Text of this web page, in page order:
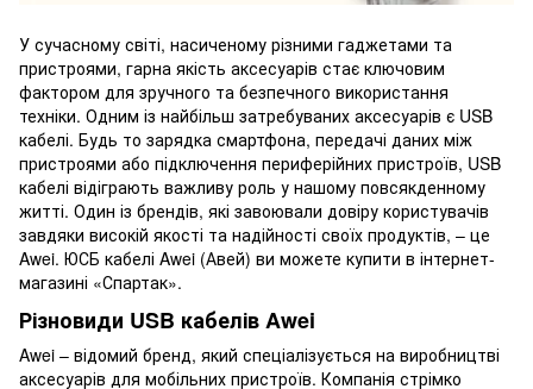
У сучасному світі, насиченому різними гаджетами та
пристроями, гарна якість аксесуарів стає ключовим
фактором для зручного та безпечного використання
техніки. Одним із найбільш затребуваних аксесуарів є USB
кабелі. Будь то зарядка смартфона, передачі даних між
пристроями або підключення периферійних пристроїв, USB
кабелі відіграють важливу роль у нашому повсякденному
житті. Один із брендів, які завоювали довіру користувачів
завдяки високій якості та надійності своїх продуктів, – це
Awei. ЮСБ кабелі Awei (Авей) ви можете купити в інтернет-
магазині «Спартак».
Різновиди USB кабелів Awei
Awei – відомий бренд, який спеціалізується на виробництві
аксесуарів для мобільних пристроїв. Компанія стрімко